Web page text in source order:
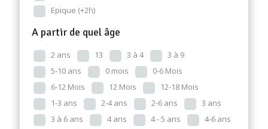
Epique (+2h)
A partir de quel âge
2 ans 13 3 à 4
3 à 9
5-10 ans
0 mois
0-6 Mois
6-12 Mois
12 Mois
12-18 Mois
1-3 ans
2-4 ans 2-6 ans
3 ans
3 à 6 ans
4 ans 4 - 5 ans
4-6 ans